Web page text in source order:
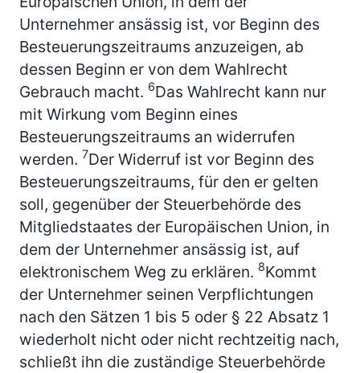
Unternehmer ansässig ist, vor Beginn des
Besteuerungszeitraums anzuzeigen, ab
dessen Beginn er von dem Wahlrecht
Gebrauch macht. 6Das Wahlrecht kann nur
mit Wirkung vom Beginn eines
Besteuerungszeitraums an widerrufen
werden. 7Der Widerruf ist vor Beginn des
Besteuerungszeitraums, für den er gelten
soll, gegenüber der Steuerbehörde des
Mitgliedstaates der Europäischen Union, in
dem der Unternehmer ansässig ist, auf
elektronischem Weg zu erklären. 8Kommt
der Unternehmer seinen Verpflichtungen
nach den Sätzen 1 bis 5 oder § 22 Absatz 1
wiederholt nicht oder nicht rechtzeitig nach,
schließt ihn die zuständige Steuerbehörde